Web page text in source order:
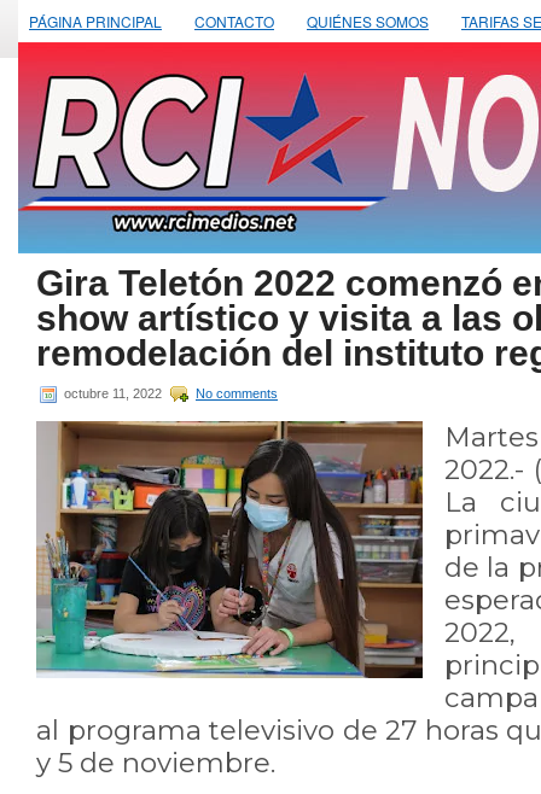
PÁGINA PRINCIPAL CONTACTO QUIÉNES SOMOS TARIFAS
Gira Teletón 2022 comenzó
show artístico y visita a las
remodelación del instituto
octubre 11, 2022 No comments
2022.-
La
de la
al programa televisivo de 27 horas
y 5 de noviembre.